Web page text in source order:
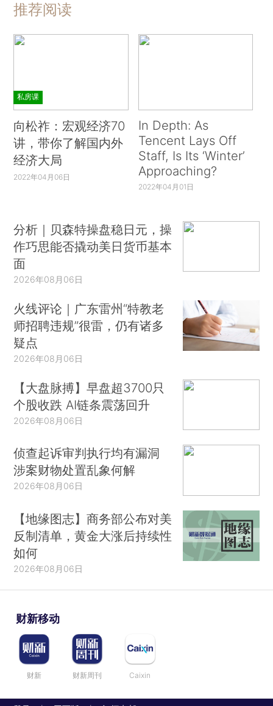
推荐阅读
私房课
向松祚：宏观经济70
讲，带你了解国内外
经济大局
2022年04月06日
In Depth: As
Tencent Lays Off
Staff, Is Its ‘Winter’
Approaching?
2022年04月01日
分析｜贝森特操盘稳日元，操
作巧思能否撬动美日货币基本
面
2026年08月06日
火线评论｜广东雷州“特教老
师招聘违规”很雷，仍有诸多
疑点
2026年08月06日
【大盘脉搏】早盘超3700只
个股收跌 AI链条震荡回升
2026年08月06日
侦查起诉审判执行均有漏洞
涉案财物处置乱象何解
2026年08月06日
【地缘图志】商务部公布对美
反制清单，黄金大涨后持续性
如何
2026年08月06日
财新移动
财新 财新周刊 Caixin